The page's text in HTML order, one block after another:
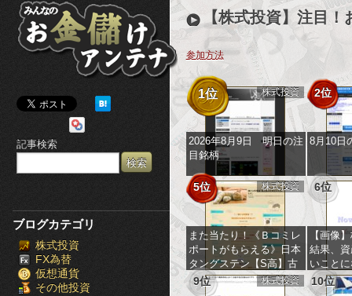
み
ん
な
の
お
金
儲
け
ア
ン
記事検索
ブログカテゴリ
株式投資
FX為替
仮想通貨
その他投資
【株式投資】注目
参加方法
1位 株式投資
2026年8月9日 明日の注
目銘柄
2位
8月10日
5位 株式投資
また当たり！《Ｂコミレ
ポートがもらえる》日本
タングステン【S高】古
野電気【＋２８％】他
6位
【画像
結果、
いこと
9位 株式投資 10位